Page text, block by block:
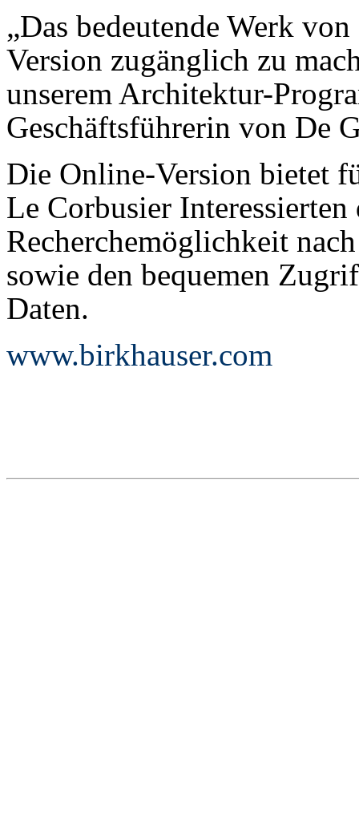
„Das bedeutende Werk
Version zugänglich zu
unserem Architektur-
Geschäftsführerin von De
Die Online-Version bietet
Le Corbusier
Recherchemöglichkeit
sowie den bequemen
Daten.
www.birkhauser.com